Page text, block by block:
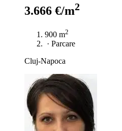
3.666 €/m2
900 m2
· Parcare
Cluj-Napoca